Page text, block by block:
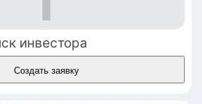
рынка, потребности
эффективно управлять
и продажами, чтобы
инвестора
Создать заявку